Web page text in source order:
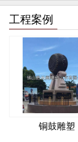
工程案例
铜鼓雕塑